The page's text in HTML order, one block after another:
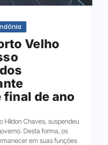
Velho
de ano
Hildon Chaves, suspendeu
Desta forma, os
em suas funções